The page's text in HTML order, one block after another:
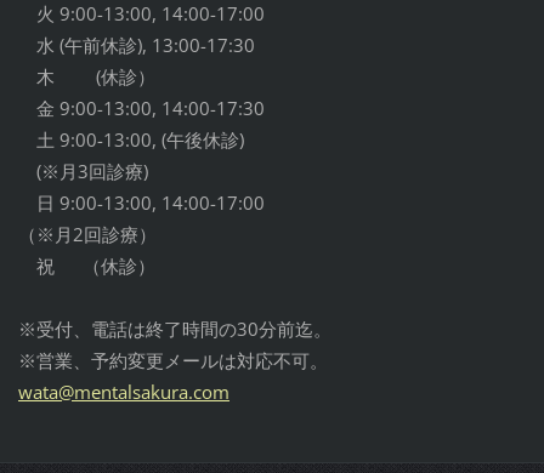
火 9:00-13:00, 14:00-17:00
水 (午前休診), 13:00-17:30
木 (休診）
金 9:00-13:00, 14:00-17:30
土 9:00-13:00, (午後休診)
(※月3回診療)
日 9:00-13:00, 14:00-17:00
（※月2回診療）
祝 （休診）
※受付、電話は終了時間の30分前迄。
※営業、予約変更メールは対応不可。
wata@mentalsakura.com